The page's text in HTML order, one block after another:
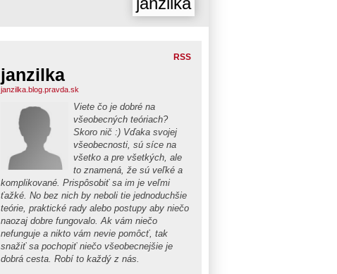
RSS
janzilka
janzilka.blog.pravda.sk
Viete čo je dobré na
všeobecných teóriach?
Skoro nič :) Vďaka svojej
všeobecnosti, sú síce na
všetko a pre všetkých, ale
to znamená, že sú veľké a
komplikované. Prispôsobiť sa im je veľmi
ťažké. No bez nich by neboli tie jednoduchšie
teórie, praktické rady alebo postupy aby niečo
naozaj dobre fungovalo. Ak vám niečo
nefunguje a nikto vám nevie pomôcť, tak
snažiť sa pochopiť niečo všeobecnejšie je
dobrá cesta. Robí to každý z nás.